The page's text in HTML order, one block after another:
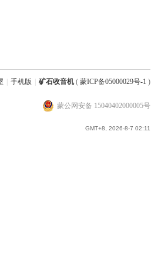
手机版 矿石收音机( 蒙ICP备05000029号-1 )
蒙公网安备 15040402000005号
GMT+8, 2026-8-7 02:11